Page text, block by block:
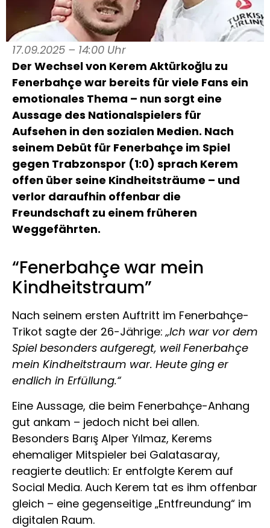
17.09.2025 – 14:00 Uhr
Der Wechsel von Kerem Aktürkoğlu zu
Fenerbahçe war bereits für viele Fans ein
emotionales Thema – nun sorgt eine
Aussage des Nationalspielers für
Aufsehen in den sozialen Medien. Nach
seinem Debüt für Fenerbahçe im Spiel
gegen Trabzonspor (1:0) sprach Kerem
offen über seine Kindheitsträume – und
verlor daraufhin offenbar die
Freundschaft zu einem früheren
Weggefährten.
“Fenerbahçe war mein
Kindheitstraum”
Nach seinem ersten Auftritt im Fenerbahçe-
Trikot sagte der 26-Jährige:„Ich war vor dem
Spiel besonders aufgeregt, weil Fenerbahçe
mein Kindheitstraum war. Heute ging er
endlich in Erfüllung.“
Eine Aussage, die beim Fenerbahçe-Anhang
gut ankam – jedoch nicht bei allen.
Besonders Barış Alper Yılmaz, Kerems
ehemaliger Mitspieler bei Galatasaray,
reagierte deutlich: Er entfolgte Kerem auf
Social Media. Auch Kerem tat es ihm offenbar
gleich – eine gegenseitige „Entfreundung“ im
digitalen Raum.